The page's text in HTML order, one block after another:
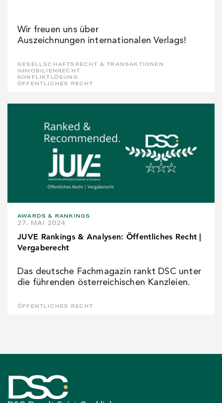
Wir freuen uns über
Auszeichnungen internationalen Verlags!
GESELLSCHAFTSRECHT & TRANSAKTIONEN
IMMOBILIENRECHT
KONFLIKTLÖSUNG
ÖFFENTLICHES RECHT
AWARDS & RANKINGS
27. MAI 2024
JUVE Rankings & Analysen: Öffentliches Recht |
Vergaberecht
Das deutsche Fachmagazin rankt DSC unter
die führenden österreichischen Kanzleien.
ÖFFENTLICHES RECHT